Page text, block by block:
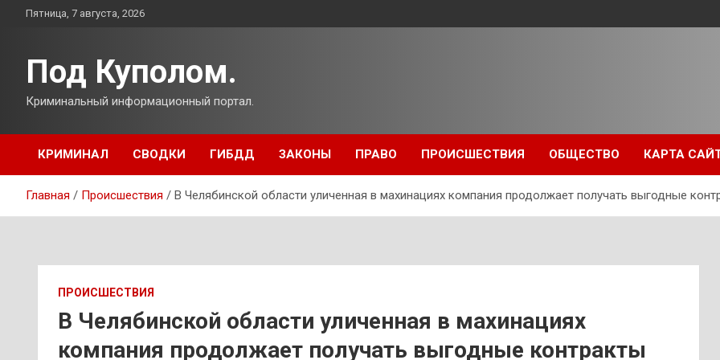
ПерейтиПятница, 7 августа, 2026
Под Куполом.
Криминальный информационный портал.
КРИМИНАЛ СВОДКИ ГИБДД ЗАКОНЫ ПРАВО ПРОИСШЕСТВИЯ ОБЩЕСТВО КАРТА
Главная Происшествия В Челябинской области уличенная в махинациях компания продолжает получать выгодные
ПРОИСШЕСТВИЯ
В Челябинской области уличенная в махинациях
компания продолжает получать выгодные контракты